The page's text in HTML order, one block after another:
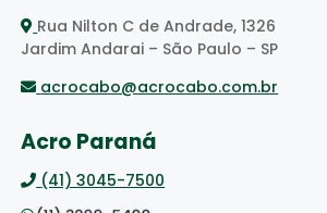
Rua Nilton C de Andrade, 1326
Jardim Andarai – São Paulo – SP
acrocabo@acrocabo.com.br
Acro Paraná
(41) 3045-7500